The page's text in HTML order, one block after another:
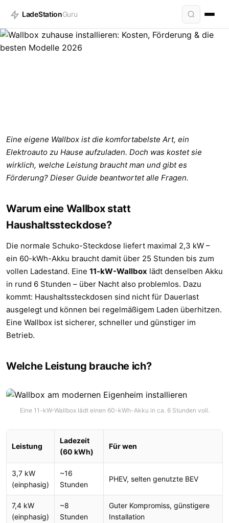
LadeStationGuru
WALLBOX
Wallbox zuhause installieren: Kosten,
Förderung & die besten Modelle 2026
Eine eigene Wallbox ist die komfortabelste Art, ein
Elektroauto zu Hause aufzuladen. Doch was kostet sie
wirklich, welche Leistung braucht man und gibt es
Förderung? Dieser Guide beantwortet alle Fragen.
Warum eine Wallbox statt
Haushaltssteckdose?
Die normale Schuko-Steckdose liefert maximal 2,3 kW –
ein 60-kWh-Akku braucht damit über 25 Stunden bis zum
vollen Ladestand. Eine 11-kW-Wallbox lädt denselben Akku
in rund 6 Stunden – über Nacht also problemlos. Dazu
kommt: Haushaltssteckdosen sind nicht für Dauerlast
ausgelegt und können bei regelmäßigem Laden überhitzen.
Eine Wallbox ist sicherer, schneller und günstiger im
Betrieb.
Welche Leistung brauche ich?
Eine 11-kW-Wallbox lädt einen 60-kWh-Akku in ca. 6 Stunden voll.
Leistung
Ladezeit
(60 kWh)
Für wen
3,7 kW
(einphasig)
~16
Stunden
PHEV, selten genutzte BEV
7,4 kW
(einphasig)
~8
Stunden
Guter Kompromiss, günstigere
Installation